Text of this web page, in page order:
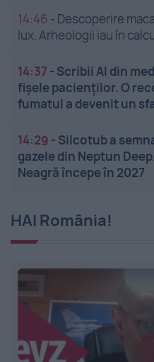
14:46 - Descoperire
lux. Arheologii iau în
14:37 - Scribii AI din
fișele pacienților. O
fumatul a devenit un
14:29 - Silcotub a
gazele din Neptun
Neagră începe în 2027
HAI România!